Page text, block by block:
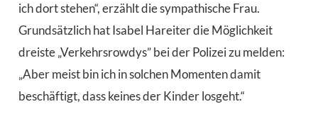
ich dort stehen“, erzählt die sympathische Frau.
Grundsätzlich hat Isabel Hareiter die Möglichkeit
dreiste „Verkehrsrowdys” bei der Polizei zu melden:
„Aber meist bin ich in solchen Momenten damit
beschäftigt, dass keines der Kinder losgeht.“